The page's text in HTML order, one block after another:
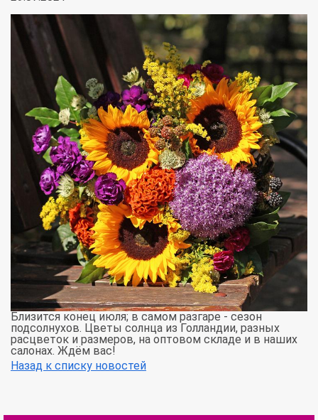
Близится конец июля; в самом разгаре - сезон
подсолнухов. Цветы солнца из Голландии, разных
расцветок и размеров, на оптовом складе и в наших
салонах. Ждём вас!
Назад к списку новостей